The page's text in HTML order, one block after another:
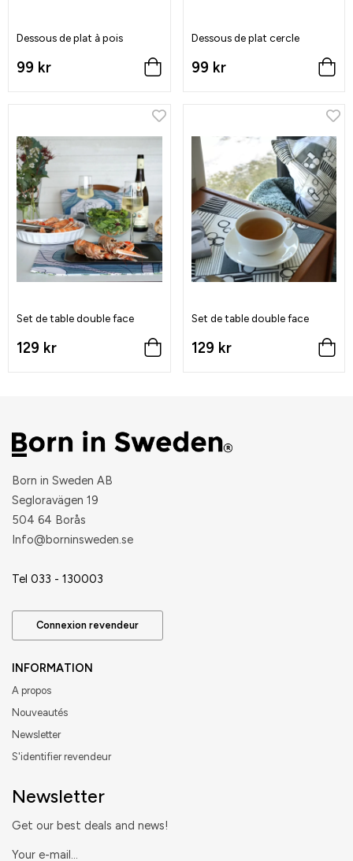
Dessous de plat à pois
99 kr
Dessous de plat cercle
99 kr
Set de table double face
129 kr
Set de table double face
129 kr
Born in Sweden AB
Segloravägen 19
504 64 Borås
​Info@borninsweden.se
Tel 033 - 130003
Connexion revendeur
INFORMATION
A propos
Nouveautés
Newsletter
S'identifier revendeur
Newsletter
Get our best deals and news!